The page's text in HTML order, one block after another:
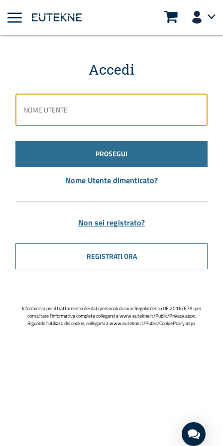
Accedi
PROSEGUI
Nome Utente dimenticato?
Non sei registrato?
REGISTRATI ORA
Informativa per il trattamento dei dati personali di cui al Regolamento UE 2016/679: per
consultare l'informativa completa collegarsi awww.eutekne.it/Public/Privacy.aspx.
Riguardo l'utilizzo dei cookie, collegarsi awww.eutekne.it/Public/CookiePolicy.aspx